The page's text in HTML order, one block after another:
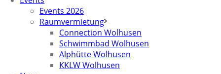
Events 2026
Raumvermietung
Connection Wolhusen
Schwimmbad Wolhusen
Alphütte Wolhusen
KKLW Wolhusen